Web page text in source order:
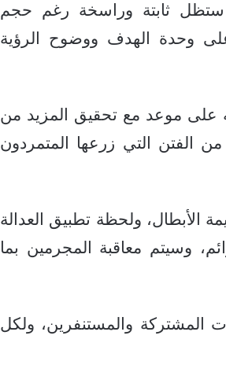
ستظل ثابتة وراسخة رغم حجم
على وحدة الهدف ووضوح الرؤية
على موعد مع تحقيق المزيد من
من الفتن التي زرعها المتمردون
ولحظة تطبيق العدالة
وسيتم معاقبة المجرمين بما
المشتركة والمستنفرين، ولكل